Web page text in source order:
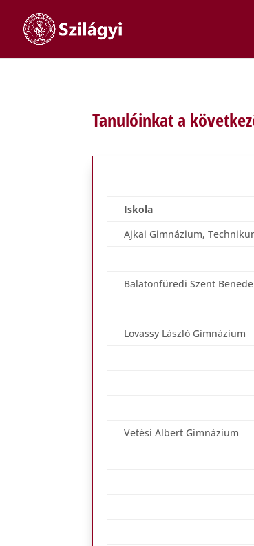
Tanulóinkat a
Iskola
Ajkai Gimnázium,
Balatonfüredi Szent
Lovassy László Gimnázium
Vetési Albert Gimnázium